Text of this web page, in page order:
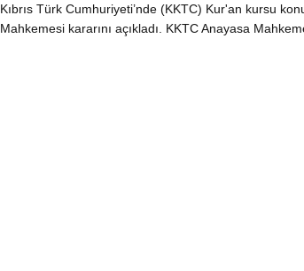
Kıbrıs Türk Cumhuriyeti’nde (KKTC) Kur'an kursu
Mahkemesi kararını açıkladı. KKTC Anayasa